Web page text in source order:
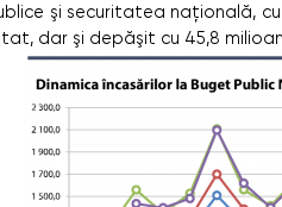
şi securitatea naţională,
dar şi depăşit cu 45,8